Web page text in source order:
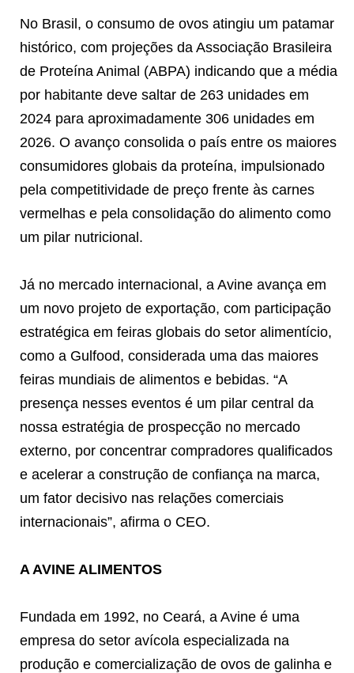
No Brasil, o consumo de ovos atingiu um patamar
histórico, com projeções da Associação Brasileira
de Proteína Animal (ABPA) indicando que a média
por habitante deve saltar de 263 unidades em
2024 para aproximadamente 306 unidades em
2026. O avanço consolida o país entre os maiores
consumidores globais da proteína, impulsionado
pela competitividade de preço frente às carnes
vermelhas e pela consolidação do alimento como
um pilar nutricional.
Já no mercado internacional, a Avine avança em
um novo projeto de exportação, com participação
estratégica em feiras globais do setor alimentício,
como a Gulfood, considerada uma das maiores
feiras mundiais de alimentos e bebidas. “A
presença nesses eventos é um pilar central da
nossa estratégia de prospecção no mercado
externo, por concentrar compradores qualificados
e acelerar a construção de confiança na marca,
um fator decisivo nas relações comerciais
internacionais”, afirma o CEO.
A AVINE ALIMENTOS
Fundada em 1992, no Ceará, a Avine é uma
empresa do setor avícola especializada na
produção e comercialização de ovos de galinha e